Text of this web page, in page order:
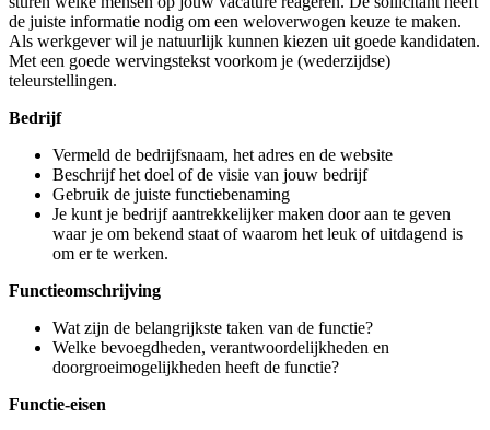
de juiste informatie nodig om een weloverwogen keuze te maken.
Als werkgever wil je natuurlijk kunnen kiezen uit goede kandidaten.
Met een goede wervingstekst voorkom je (wederzijdse)
teleurstellingen.
Bedrijf
Vermeld de bedrijfsnaam, het adres en de website
Beschrijf het doel of de visie van jouw bedrijf
Gebruik de juiste functiebenaming
Je kunt je bedrijf aantrekkelijker maken door aan te geven
waar je om bekend staat of waarom het leuk of uitdagend is
om er te werken.
Functieomschrijving
Wat zijn de belangrijkste taken van de functie?
Welke bevoegdheden, verantwoordelijkheden en
doorgroeimogelijkheden heeft de functie?
Functie-eisen